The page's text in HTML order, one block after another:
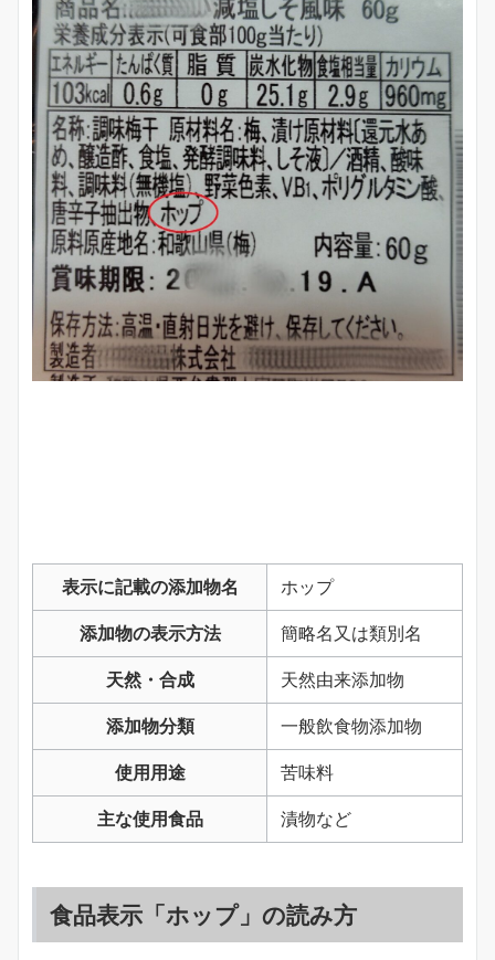
表示に記載の添加物名 ホップ
添加物の表示方法 簡略名又は類別名
天然・合成 天然由来添加物
添加物分類 一般飲食物添加物
使用用途 苦味料
主な使用食品 漬物など
食品表示「ホップ」の読み方